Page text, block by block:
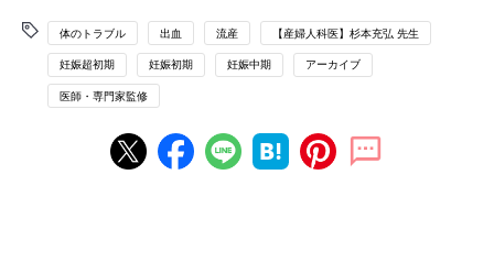
妊娠初期の妊婦さんに起こりやすいトラブルの一つに、切迫流産
があります。切迫流産という文字だけを見ると、流産が差し迫っ
ているかのように思われますが、実は流産と切迫流産とは、体の
中で起きている問題が異なります。
切迫流産とは、あくまでも流産と同じような症状が出ているもの
の、妊娠が継続している状態です。妊娠22週未満に出血や腹痛と
体のトラブル 出血 流産 【産婦人科医】杉本充弘 先生
妊娠超初期 妊娠初期 妊娠中期 アーカイブ
医師・専門家監修